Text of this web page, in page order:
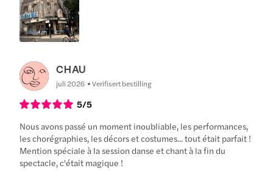
CHAU
juli 2026 Verifisert bestilling
5/5
Nous avons passé un moment inoubliable, les performances,
les chorégraphies, les décors et costumes... tout était parfait !
Mention spéciale à la session danse et chant à la fin du
spectacle, c'était magique !